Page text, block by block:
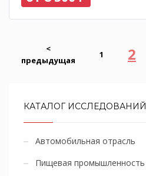
<
предыдущая
1 2
КАТАЛОГ ИССЛЕДОВАНИЙ
Автомобильная отрасль
Пищевая промышленность